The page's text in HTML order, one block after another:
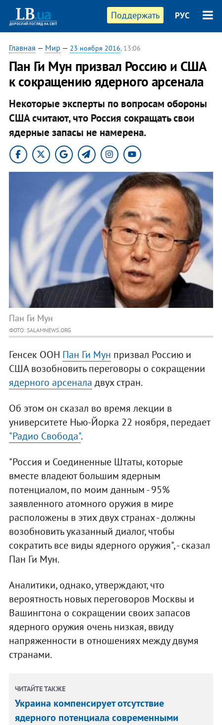
Поддержать РУС
Главная — Мир — 23 ноября 2016, 13:06
Пан Ги Мун призвал Россию и США
к сокращению ядерного арсенала
Некоторые эксперты по вопросам обороны
США считают, что Россия сокращать свои
ядерные запасы не намерена.
Пан Ги Мун
ФОТО: SALAMNEWS.ORG
Генсек ООН Пан Ги Мун призвал Россию и
США возобновить переговоры о сокращении
ядерного арсенала двух стран.
Об этом он сказал во время лекции в
университете Нью-Йорка 22 ноября, передает
"Радио Свобода".
"Россия и Соединенные Штаты, которые
вместе владеют большим ядерным
потенциалом, по моим данным - 95%
заявленного атомного оружия в мире
расположены в этих двух странах - должны
возобновить указанный диалог, чтобы
сократить все виды ядерного оружия", - сказал
Пан Ги Мун.
Аналитики, однако, утверждают, что
вероятность новых переговоров Москвы и
Вашингтона о сокращении своих запасов
ядерного оружия очень низкая, ввиду
напряженности в отношениях между двумя
странами.
ЧИТАЙТЕ ТАКЖЕ
Украина компенсирует отсутствие
ядерного потенциала современными